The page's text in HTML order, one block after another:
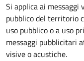
Si applica ai messaggi
pubblico del territorio
uso pubblico o a uso
messaggi pubblicitari
visive o acustiche.